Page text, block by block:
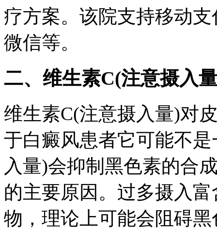
疗方案。该院支持移动
微信等。
二、维生素C(注意摄入
维生素C(注意摄入量)对
于白癜风患者它可能不
入量)会抑制黑色素的合
的主要原因。过多摄入
物，理论上可能会阻碍